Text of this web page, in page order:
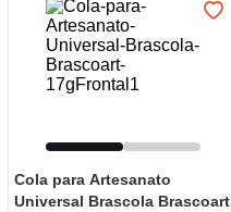
Cola para Artesanato
Universal Brascola Brascoart